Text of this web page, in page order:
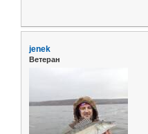
jenek
Ветеран